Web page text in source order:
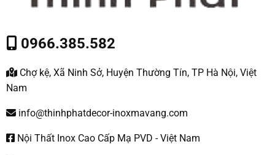
0966.385.582
Chợ kệ, Xã Ninh Sở, Huyện Thường Tín, TP Hà Nội, Việt
Nam
info@thinhphatdecor-inoxmavang.com
Nội Thất Inox Cao Cấp Mạ PVD - Việt Nam